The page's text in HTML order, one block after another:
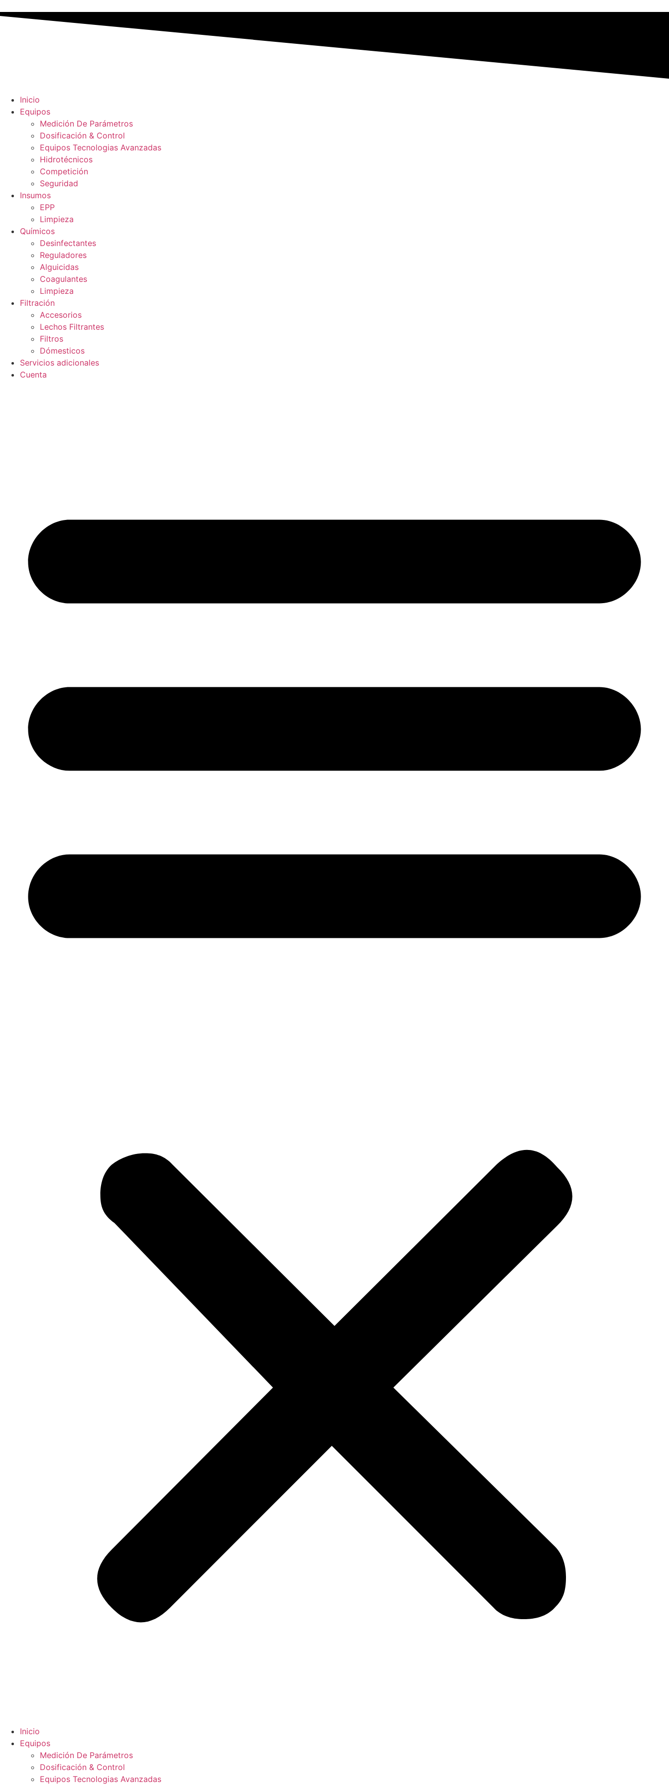
Inicio
Equipos
Medición De Parámetros
Dosificación & Control
Equipos Tecnologias Avanzadas
Hidrotécnicos
Competición
Seguridad
Insumos
EPP
Limpieza
Químicos
Desinfectantes
Reguladores
Alguicidas
Coagulantes
Limpieza
Filtración
Accesorios
Lechos Filtrantes
Filtros
Dómesticos
Servicios adicionales
Cuenta
Inicio
Equipos
Medición De Parámetros
Dosificación & Control
Equipos Tecnologias Avanzadas